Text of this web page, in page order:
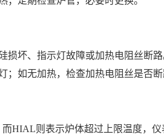
坏、指示灯故障或加热电阻丝断路
；如无加热，检查加热电阻丝是否
HIAL则表示炉体超过上限温度，仪